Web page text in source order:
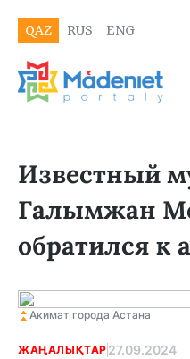
QAZ RUS ENG
Известный
Галымжан
обратился к
Акимат города Астана
ЖАҢАЛЫҚТАР 27.09.2024